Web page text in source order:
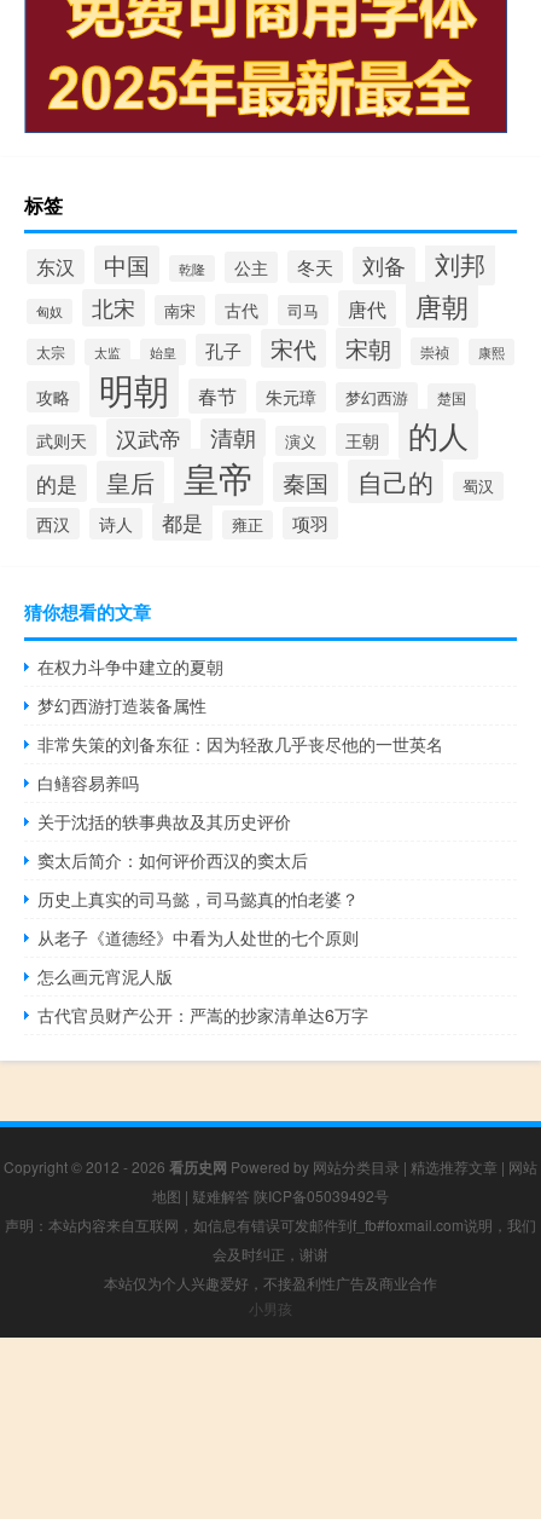
标签
东汉 中国 乾隆 公主 冬天 刘备 刘邦
匈奴 北宋 南宋 古代 司马 唐代 唐朝
太宗 太监 始皇 孔子 宋代 宋朝 崇祯 康熙
攻略 明朝 春节 朱元璋 梦幻西游 楚国
武则天 汉武帝 清朝 演义 王朝 的人
的是 皇后 皇帝 秦国 自己的 蜀汉
西汉 诗人 都是 雍正 项羽
猜你想看的文章
在权力斗争中建立的夏朝
梦幻西游打造装备属性
非常失策的刘备东征：因为轻敌几乎丧尽他的一世英名
白鳝容易养吗
关于沈括的轶事典故及其历史评价
窦太后简介：如何评价西汉的窦太后
历史上真实的司马懿，司马懿真的怕老婆？
从老子《道德经》中看为人处世的七个原则
怎么画元宵泥人版
古代官员财产公开：严嵩的抄家清单达6万字
Copyright © 2012 - 2026 看历史网 Powered by 网站分类目录 | 精选推荐文章 | 网站
地图 | 疑难解答 陕ICP备05039492号
声明：本站内容来自互联网，如信息有错误可发邮件到f_fb#foxmail.com说明，我们
会及时纠正，谢谢
本站仅为个人兴趣爱好，不接盈利性广告及商业合作
小男孩